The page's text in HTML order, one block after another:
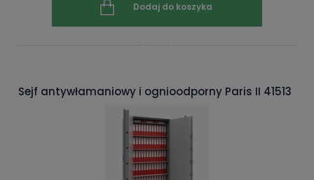
Dodaj do koszyka
Sejf antywłamaniowy i ognioodporny Paris II 41513